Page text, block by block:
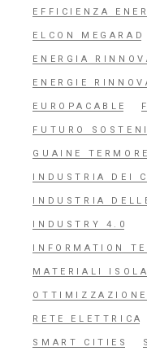
EFFICIENZA
ELCON MEGARAD
ENERGIA
ENERGIE
EUROPACABLE
FUTURO
GUAINE
INDUSTRIA DEI
INDUSTRIA
INDUSTRY 4.0
INFORMATION
MATERIALI
RETE ELETTRICA
SMART CITIES